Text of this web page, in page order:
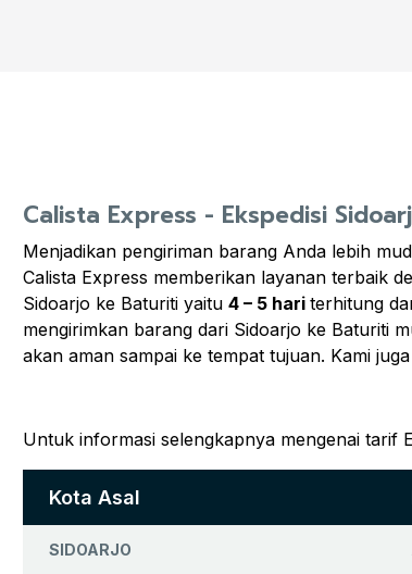
Calista Express - Ekspedisi
Menjadikan pengiriman barang Anda lebih
Calista Express memberikan layanan terbaik
Sidoarjo ke Baturiti yaitu 4 – 5 hari terhitung
mengirimkan barang dari Sidoarjo ke Baturiti
akan aman sampai ke tempat tujuan. Kami
Untuk informasi selengkapnya mengenai tarif
Kota Asal
SIDOARJO